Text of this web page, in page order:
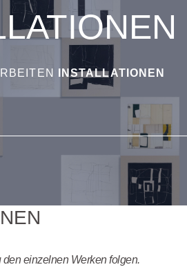
INSTALLATIONEN
einzelnen Werken folgen.